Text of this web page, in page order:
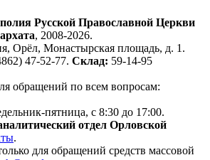
Русской Православной Церкви
, 2008-2026.
Орёл, Монастырская площадь, д. 1.
47-52-77. Склад: 59-14-95
обращений по всем вопросам:
пятница, с 8:30 до 17:00.
отдел Орловской
.
для обращений средств массовой